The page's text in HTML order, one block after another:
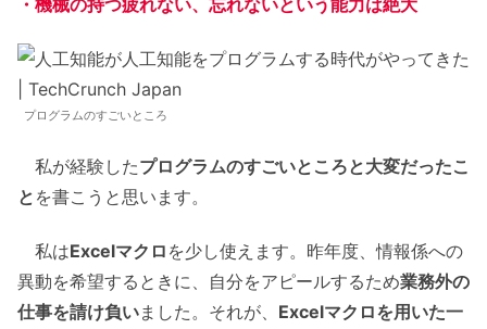
プログラムのすごいところ
私が経験したプログラムのすごいところと大変だったこ
と を書こうと思います。
私はExcelマクロ を少し使えます。昨年度、情報係への
異動を希望するときに、自分をアピールするため業務外の
仕事を請け負いました。それが、 Excelマクロを用いた一